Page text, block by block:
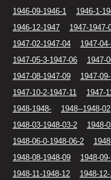
1946-09-1946-1
1946-1-
1946-12-1947
1947-1947-
1947-02-1947-04
1947-
1947-05-3-1947-06
1947-
1947-08-1947-09
1947-
1947-10-2-1947-11
1947-
1948-1948-
1948--1948-02
1948-03-1948-03-2
1948-
1948-06-0-1948-06-2
1948-08-1948-09
1948-
1948-11-1948-12
1948-